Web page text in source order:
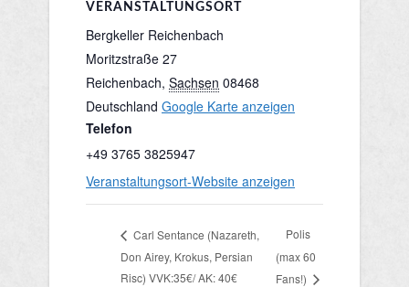
VERANSTALTUNGSORT
Bergkeller Reichenbach
Moritzstraße 27
Reichenbach, Sachsen 08468
Deutschland Google Karte anzeigen
Telefon
+49 3765 3825947
Veranstaltungsort-Website anzeigen
Carl Sentance (Nazareth,
Don Airey, Krokus, Persian
Risc) VVK:35€/ AK: 40€
Polis
(max 60
Fans!)